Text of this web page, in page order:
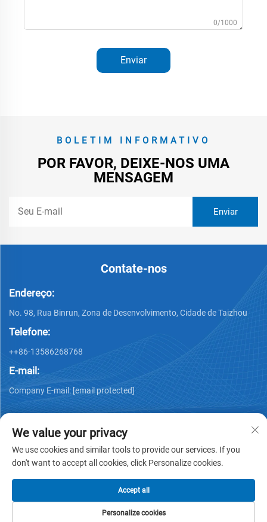
0/1000
Enviar
BOLETIM INFORMATIVO
POR FAVOR, DEIXE-NOS UMA
MENSAGEM
Contate-nos
Endereço:
No. 98, Rua Binrun, Zona de Desenvolvimento, Cidade de Taizhou
Telefone:
++86-13586268768
E-mail:
Company E-mail: [email protected]
Technology (Taizhou) Co., Ltd -
Política de Privacidade
We value your privacy
We use cookies and similar tools to provide our services. If you
don't want to accept all cookies, click Personalize cookies.
Personalize cookies
Accept all